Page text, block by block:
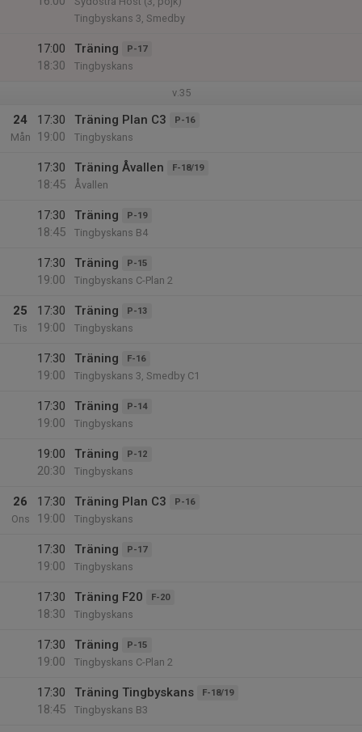
Tingbyskans 3, Smedby
17:00
18:30
Träning P-17
Tingbyskans
v.35
24
Mån
17:30
19:00
Träning Plan C3 P-16
Tingbyskans
17:30
18:45
Träning Åvallen F-18/19
Åvallen
17:30
18:45
Träning P-19
Tingbyskans B4
17:30
19:00
Träning P-15
Tingbyskans C-Plan 2
25
Tis
17:30
19:00
Träning P-13
Tingbyskans
17:30
19:00
Träning F-16
Tingbyskans 3, Smedby C1
17:30
19:00
Träning P-14
Tingbyskans
19:00
20:30
Träning P-12
Tingbyskans
26
Ons
17:30
19:00
Träning Plan C3 P-16
Tingbyskans
17:30
19:00
Träning P-17
Tingbyskans
17:30
18:30
Träning F20 F-20
Tingbyskans
17:30
19:00
Träning P-15
Tingbyskans C-Plan 2
17:30
18:45
Träning Tingbyskans F-18/19
Tingbyskans B3